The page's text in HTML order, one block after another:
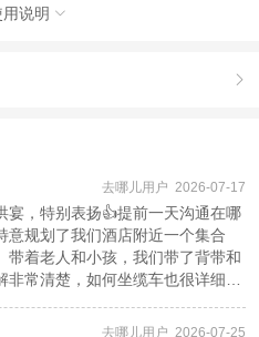
）以下；
司代理招徕，委托社为北京锋辉国际旅
托社及其有资质的地接社提供
说明 

务必仔细阅读
约，使您的旅程顺利圆满完成，
，请您认真阅读并切实遵守。
去哪儿用户 2026-07-17
宴，特别表扬👍提前一天沟通在哪
意规划了我们酒店附近一个集合
带着老人和小孩，我们带了背带和
常清楚，如何坐缆车也很详细，
过去碰头取回了！特别好的旅游体
去哪儿用户 2026-07-25